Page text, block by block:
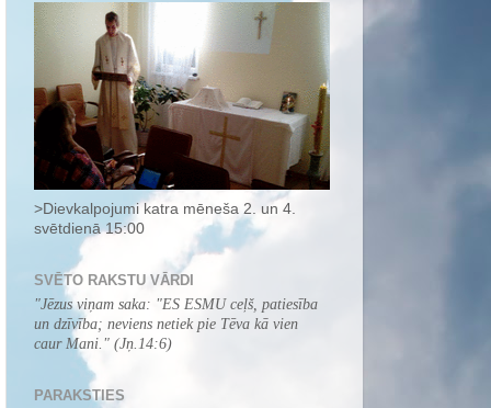
>Dievkalpojumi katra mēneša 2. un 4.
svētdienā 15:00
SVĒTO RAKSTU VĀRDI
"Jēzus viņam saka: "ES ESMU ceļš, patiesība
un dzīvība; neviens netiek pie Tēva kā vien
caur Mani. " (Jņ.14:6)
PARAKSTIES